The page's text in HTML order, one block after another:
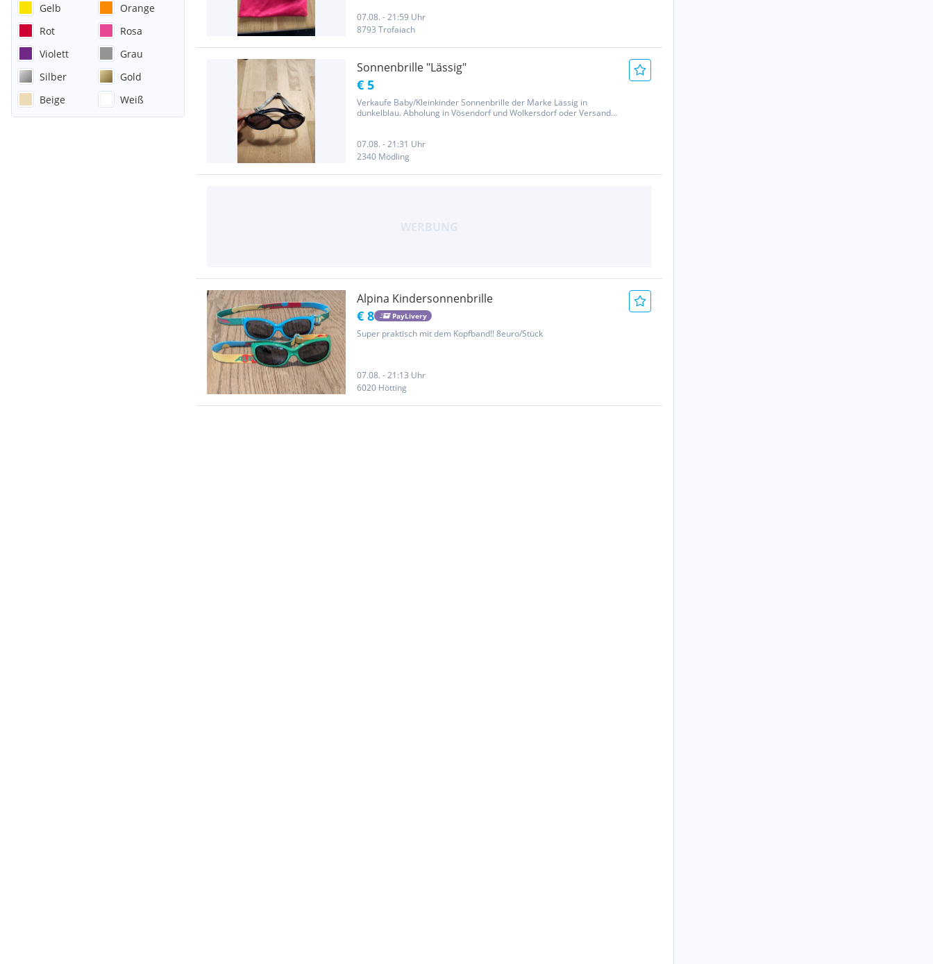
Gelb
Orange
Rot
Rosa
Violett
Grau
Silber
Gold
Beige
Weiß
07.08. - 21:59 Uhr
8793 Trofaiach
Sonnenbrille "Lässig"
€ 5
Verkaufe Baby/Kleinkinder Sonnenbrille der Marke Lässig in
dunkelblau. Abholung in Vösendorf und Wolkersdorf oder Versand
07.08. - 21:31 Uhr
2340 Mödling
Alpina Kindersonnenbrille
€ 8 PayLivery
Super praktisch mit dem Kopfband!! 8euro/Stück
07.08. - 21:13 Uhr
6020 Hötting